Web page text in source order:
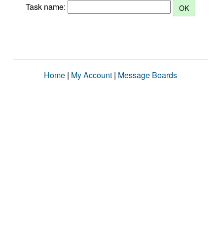
Task name:
Home | My Account | Message Boards